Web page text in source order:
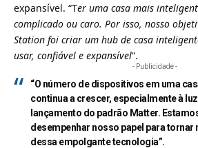
expansível. “Ter uma casa mais
complicado ou caro. Por isso, nosso
Station foi criar um hub de casa
usar, confiável e expansível“.
- Publicidade -
“O número de dispositivos em uma
continua a crescer, especialmente à
lançamento do padrão Matter.
desempenhar nosso papel para tornar
dessa empolgante tecnologia”.